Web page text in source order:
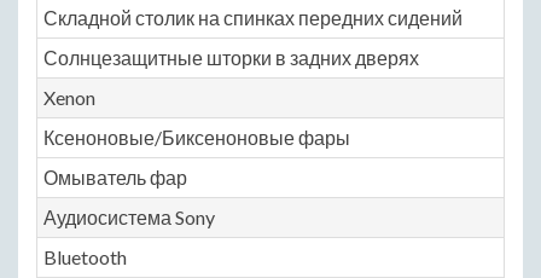
Складной столик на спинках передних сидений
Солнцезащитные шторки в задних дверях
Xenon
Ксеноновые/Биксеноновые фары
Омыватель фар
Аудиосистема Sony
Bluetooth